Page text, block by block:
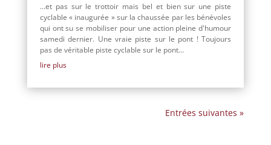
...et pas sur le trottoir mais bel et bien sur une piste
cyclable « inaugurée » sur la chaussée par les bénévoles
qui ont su se mobiliser pour une action pleine d'humour
samedi dernier. Une vraie piste sur le pont ! Toujours
pas de véritable piste cyclable sur le pont...
lire plus
Entrées suivantes »